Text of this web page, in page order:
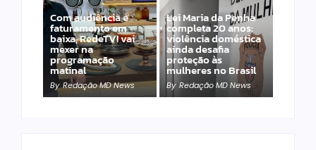
Com audiência e
faturamento em
baixa, RedeTV! vai
mexer na
programação
matinal
By Redação MD News
Lei Maria da Penha
completa 20 anos:
violência doméstica
ainda desafia
proteção às
mulheres no Brasil
By Redação MD News